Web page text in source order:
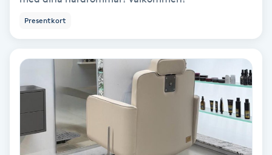
Katun fransar
Kemisk peeling
Keratinbehandling
Presentkort